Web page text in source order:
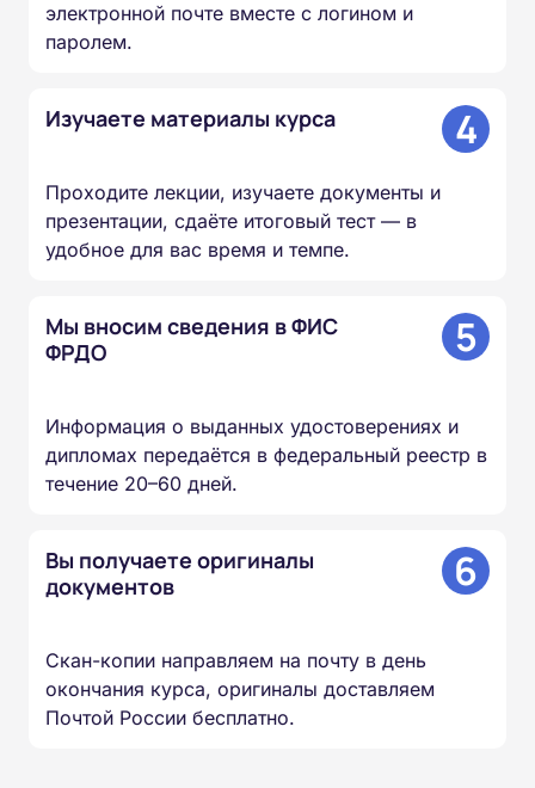
электронной почте вместе с логином и
паролем.
Изучаете материалы курса 4
Проходите лекции, изучаете документы и
презентации, сдаёте итоговый тест — в
удобное для вас время и темпе.
Мы вносим сведения в ФИС
ФРДО
5
Информация о выданных удостоверениях и
дипломах передаётся в федеральный реестр в
течение 20–60 дней.
Вы получаете оригиналы
документов
6
Скан-копии направляем на почту в день
окончания курса, оригиналы доставляем
Почтой России бесплатно.